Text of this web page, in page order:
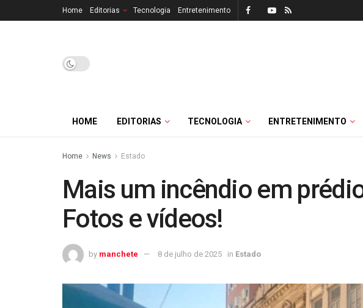
Home Editorias Tecnologia Entretenimento
HOME EDITORIAS TECNOLOGIA ENTRETENIMENTO
Home News Estado
Mais um incêndio em
Fotos e vídeos!
by manchete 8 de julho de 2025 in Estado